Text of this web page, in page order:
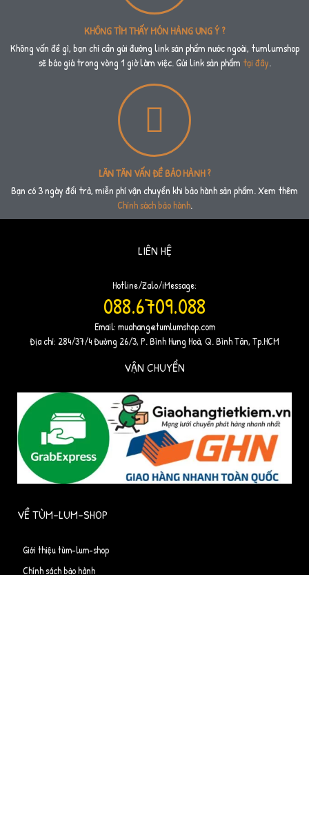
KHÔNG TÌM THẤY MÓN HÀNG ƯNG Ý ?
Không vấn đề gì, bạn chỉ cần gửi đường link sản phẩm nước ngoài, tumlumshop
sẽ báo giá trong vòng 1 giờ làm việc. Gửi link sản phẩm tại đây.
LĂN TĂN VẤN ĐỀ BẢO HÀNH ?
Bạn có 3 ngày đổi trả, miễn phí vận chuyển khi bảo hành sản phẩm. Xem thêm
Chính sách bảo hành.
LIÊN HỆ
Hotline/Zalo/iMessage:
088.6709.088
Email: muahang@tumlumshop.com
Địa chỉ: 284/37/4 Đường 26/3, P. Bình Hưng Hoà, Q. Bình Tân, Tp.HCM
VẬN CHUYỂN
VỀ TÙM-LUM-SHOP
Giới thiệu tùm-lum-shop
Chính sách bảo hành